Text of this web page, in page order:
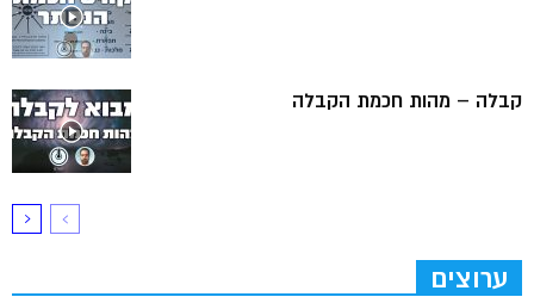
קבלה – מהות חכמת הקבלה
ערוצים